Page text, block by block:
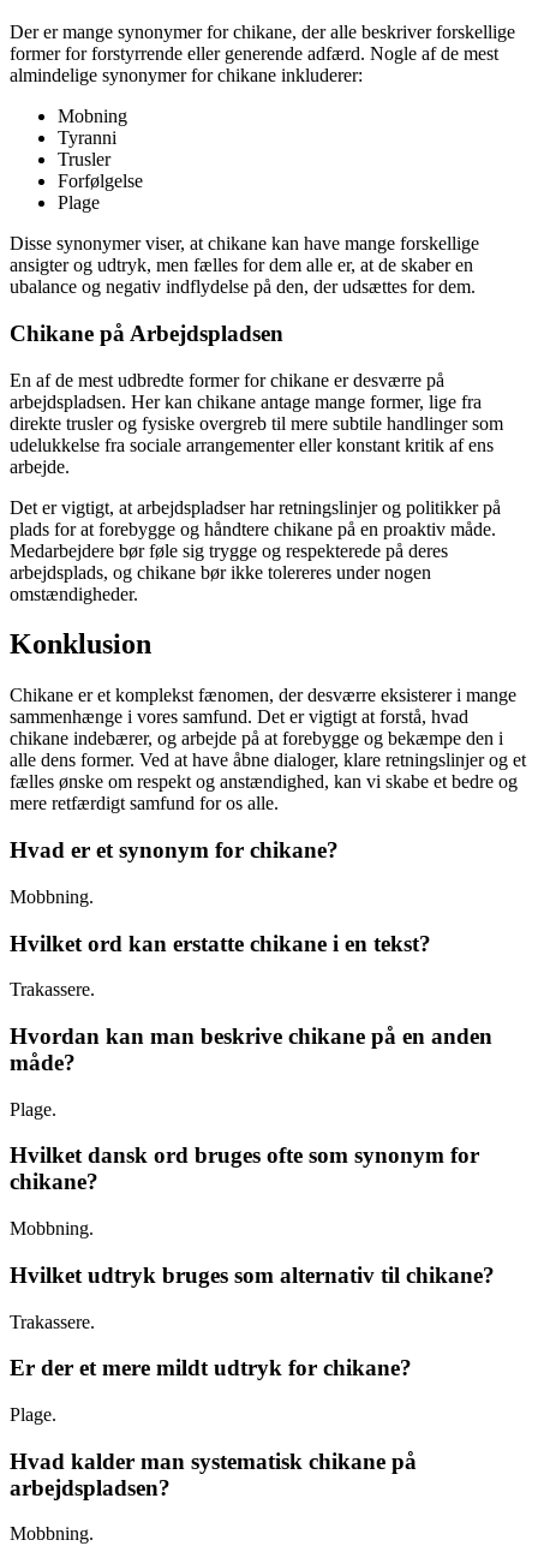
Der er mange synonymer for chikane, der alle beskriver forskellige
former for forstyrrende eller generende adfærd. Nogle af de mest
almindelige synonymer for chikane inkluderer:
Mobning
Tyranni
Trusler
Forfølgelse
Plage
Disse synonymer viser, at chikane kan have mange forskellige
ansigter og udtryk, men fælles for dem alle er, at de skaber en
ubalance og negativ indflydelse på den, der udsættes for dem.
Chikane på Arbejdspladsen
En af de mest udbredte former for chikane er desværre på
arbejdspladsen. Her kan chikane antage mange former, lige fra
direkte trusler og fysiske overgreb til mere subtile handlinger som
udelukkelse fra sociale arrangementer eller konstant kritik af ens
arbejde.
Det er vigtigt, at arbejdspladser har retningslinjer og politikker på
plads for at forebygge og håndtere chikane på en proaktiv måde.
Medarbejdere bør føle sig trygge og respekterede på deres
arbejdsplads, og chikane bør ikke tolereres under nogen
omstændigheder.
Konklusion
Chikane er et komplekst fænomen, der desværre eksisterer i mange
sammenhænge i vores samfund. Det er vigtigt at forstå, hvad
chikane indebærer, og arbejde på at forebygge og bekæmpe den i
alle dens former. Ved at have åbne dialoger, klare retningslinjer og et
fælles ønske om respekt og anstændighed, kan vi skabe et bedre og
mere retfærdigt samfund for os alle.
Hvad er et synonym for chikane?
Mobbning.
Hvilket ord kan erstatte chikane i en tekst?
Trakassere.
Hvordan kan man beskrive chikane på en anden
måde?
Plage.
Hvilket dansk ord bruges ofte som synonym for
chikane?
Mobbning.
Hvilket udtryk bruges som alternativ til chikane?
Trakassere.
Er der et mere mildt udtryk for chikane?
Plage.
Hvad kalder man systematisk chikane på
arbejdspladsen?
Mobbning.